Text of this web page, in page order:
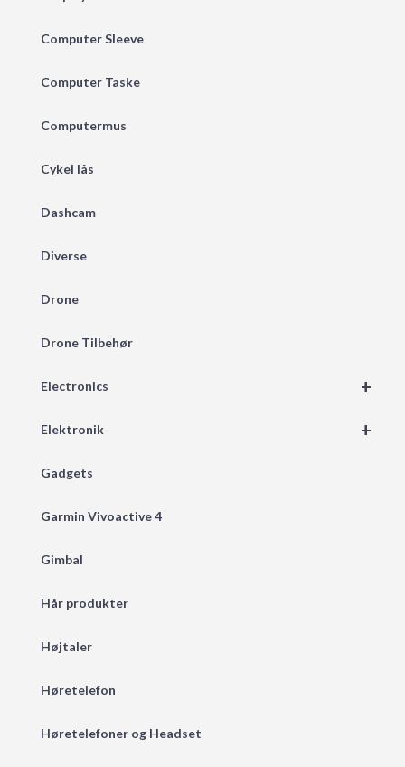
Computer Sleeve
Computer Taske
Computermus
Cykel lås
Dashcam
Diverse
Drone
Drone Tilbehør
+
Electronics
+
Elektronik
Gadgets
Garmin Vivoactive 4
Gimbal
Hår produkter
Højtaler
Høretelefon
Høretelefoner og Headset